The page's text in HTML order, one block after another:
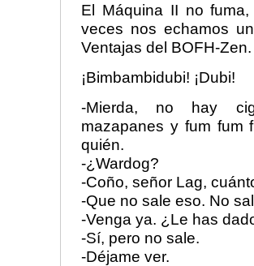
El Máquina II no
veces nos echamos
Ventajas del BOFH-Zen.
¡Bimbambidubi! ¡Dubi!
-Mierda, no hay
mazapanes y fum fum
quién.
-¿Wardog?
-Coño, señor Lag,
-Que no sale eso. No
-Venga ya. ¿Le has
-Sí, pero no sale.
-Déjame ver.